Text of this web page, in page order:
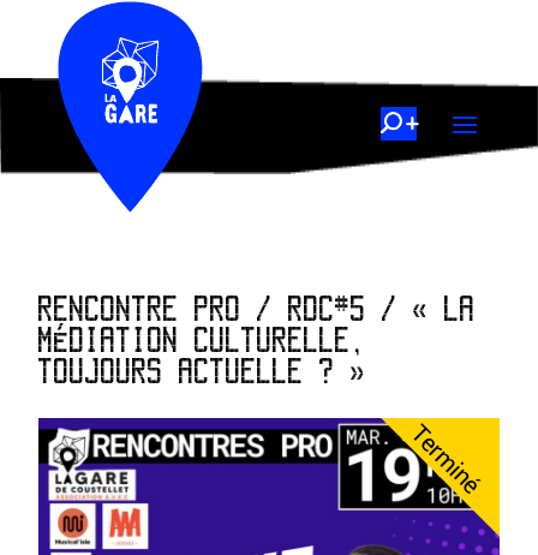
RENCONTRE PRO / RDC#5 / « LA
MÉDIATION CULTURELLE,
TOUJOURS ACTUELLE ? »
Terminé